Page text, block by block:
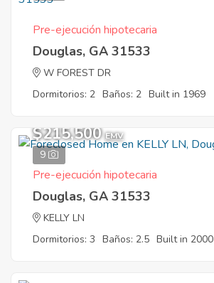
Pre-ejecución hipotecaria
Douglas, GA 31533
W FOREST DR
Dormitorios: 2 Baños: 2 Built in 1969
9
$215,500 EMV
Pre-ejecución hipotecaria
Douglas, GA 31533
KELLY LN
Dormitorios: 3 Baños: 2.5 Built in 2000